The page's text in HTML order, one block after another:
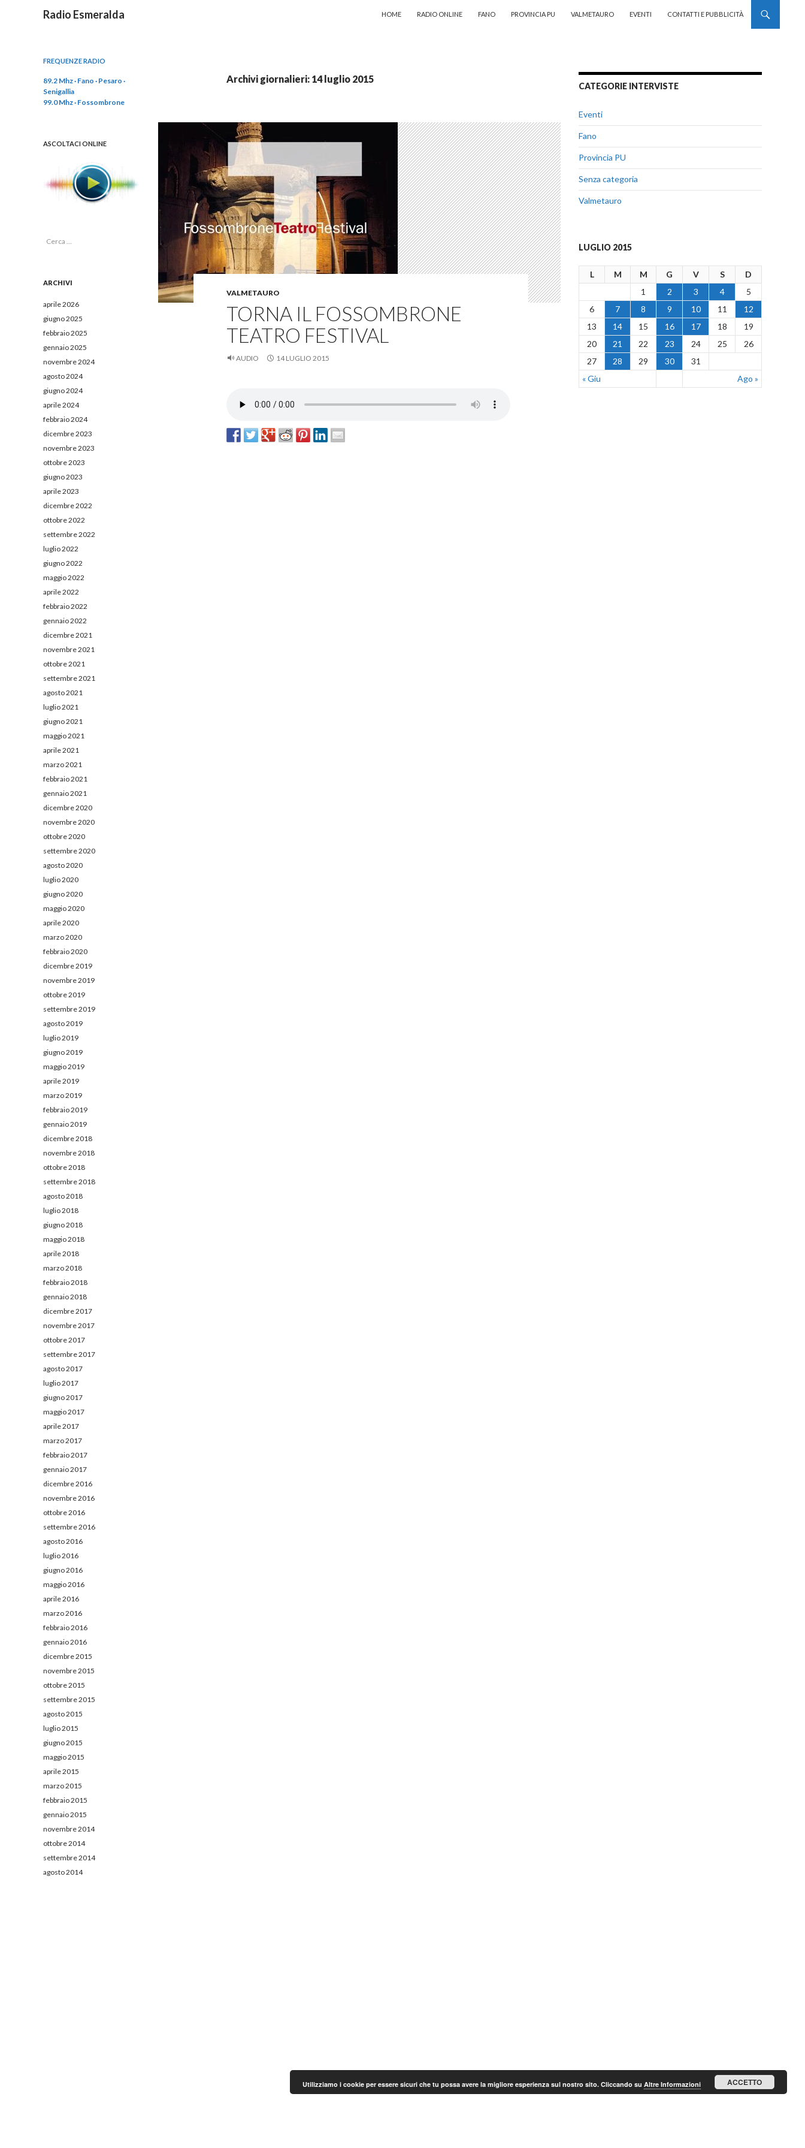
Radio Esmeralda
HOME
RADIO ONLINE FANO PROVINCIA PU VALMETAURO EVENTI CONTATTI E PUBBLICITÀ
Archivi giornalieri: 14 luglio 2015
VALMETAURO
TORNA IL FOSSOMBRONE
TEATRO FESTIVAL
AUDIO 14 LUGLIO 2015
CATEGORIE INTERVISTE
Eventi
Fano
Provincia PU
Senza categoria
Valmetauro
LUGLIO 2015
L M M G V S D
« Giu Ago »
1 2 3 4
5
6
7 8 9 10 11
12
13
14 15 16 17 18
19
20
21 22 23 24 25
26
27
28 29 30 31
FREQUENZE RADIO
89.2 Mhz · Fano · Pesaro ·
Senigallia
99.0 Mhz · Fossombrone
ASCOLTACI ONLINE
R
r
a
r
:
ARCHIVI
aprile 2026
giugno 2025
febbraio 2025
gennaio 2025
novembre 2024
agosto 2024
giugno 2024
aprile 2024
febbraio 2024
dicembre 2023
novembre 2023
ottobre 2023
giugno 2023
aprile 2023
dicembre 2022
ottobre 2022
settembre 2022
luglio 2022
giugno 2022
maggio 2022
aprile 2022
febbraio 2022
gennaio 2022
dicembre 2021
novembre 2021
ottobre 2021
settembre 2021
agosto 2021
luglio 2021
giugno 2021
maggio 2021
aprile 2021
marzo 2021
febbraio 2021
gennaio 2021
dicembre 2020
novembre 2020
ottobre 2020
settembre 2020
agosto 2020
luglio 2020
giugno 2020
maggio 2020
aprile 2020
marzo 2020
febbraio 2020
dicembre 2019
novembre 2019
ottobre 2019
settembre 2019
agosto 2019
luglio 2019
giugno 2019
maggio 2019
aprile 2019
marzo 2019
febbraio 2019
gennaio 2019
dicembre 2018
novembre 2018
ottobre 2018
settembre 2018
agosto 2018
luglio 2018
giugno 2018
maggio 2018
aprile 2018
marzo 2018
febbraio 2018
gennaio 2018
dicembre 2017
novembre 2017
ottobre 2017
settembre 2017
agosto 2017
luglio 2017
giugno 2017
maggio 2017
aprile 2017
marzo 2017
febbraio 2017
gennaio 2017
dicembre 2016
novembre 2016
ottobre 2016
settembre 2016
agosto 2016
luglio 2016
giugno 2016
maggio 2016
aprile 2016
marzo 2016
febbraio 2016
gennaio 2016
dicembre 2015
novembre 2015
ottobre 2015
settembre 2015
agosto 2015
luglio 2015
giugno 2015
maggio 2015
aprile 2015
marzo 2015
febbraio 2015
gennaio 2015
novembre 2014
ottobre 2014
settembre 2014
agosto 2014
Utilizziamo i cookie per essere sicuri che tu possa avere la migliore esperienza sul nostro sito. Cliccando su Altre Informazioni ACCETTO